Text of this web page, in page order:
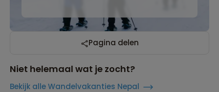
Pagina delen
Niet helemaal wat je zocht?
Bekijk alle Wandelvakanties Nepal